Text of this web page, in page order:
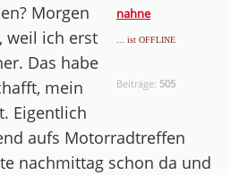
nahne
... ist OFFLINE
Beiträge: 505
Morgen
weil ich erst
Das habe
mein
Eigentlich
aufs Motorradtreffen
nachmittag schon da und